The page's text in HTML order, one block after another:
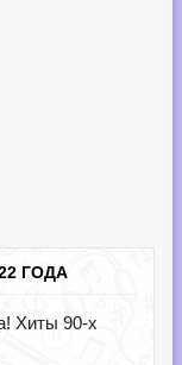
ГОДА
Хиты 90-х